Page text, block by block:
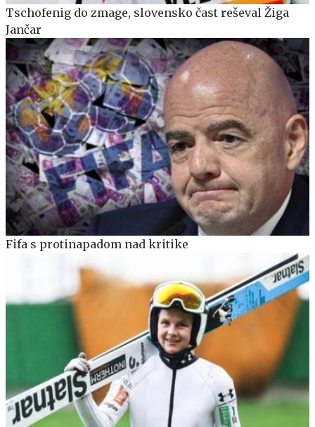
Tschofenig do zmage, slovensko čast reševal Žiga
Jančar
Fifa s protinapadom nad kritike